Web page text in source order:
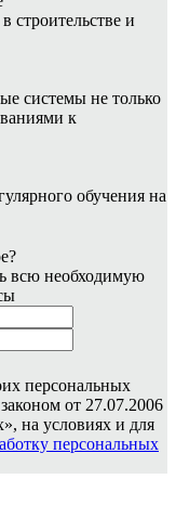
и
системы не только
к
обучения на
всю необходимую
персональных
от 27.07.2006
на условиях и для
персональных